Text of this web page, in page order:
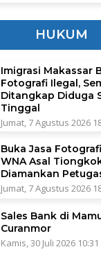
HUKUM
Imigrasi Makassar
Fotografi Ilegal,
Ditangkap Diduga
Tinggal
Jumat, 7 Agustus 2026
Buka Jasa
WNA Asal
Diamankan
Jumat, 7 Agustus 2026
Sales Bank di
Curanmor
Kamis, 30 Juli 2026 10:31